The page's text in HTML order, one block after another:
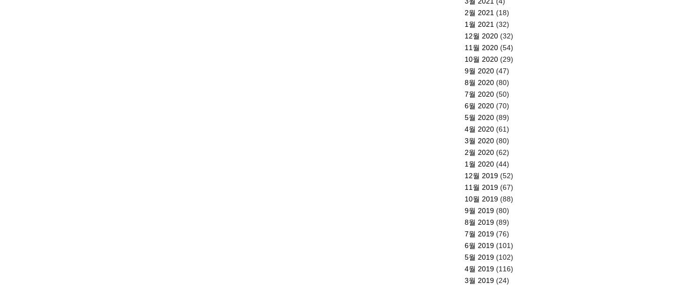
2월 2021 (18)
1월 2021 (32)
12월 2020 (32)
11월 2020 (54)
10월 2020 (29)
9월 2020 (47)
8월 2020 (80)
7월 2020 (50)
6월 2020 (70)
5월 2020 (89)
4월 2020 (61)
3월 2020 (80)
2월 2020 (62)
1월 2020 (44)
12월 2019 (52)
11월 2019 (67)
10월 2019 (88)
9월 2019 (80)
8월 2019 (89)
7월 2019 (76)
6월 2019 (101)
5월 2019 (102)
4월 2019 (116)
3월 2019 (24)